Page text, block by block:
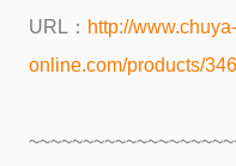
URL： http://www.chuya-
online.com/products/